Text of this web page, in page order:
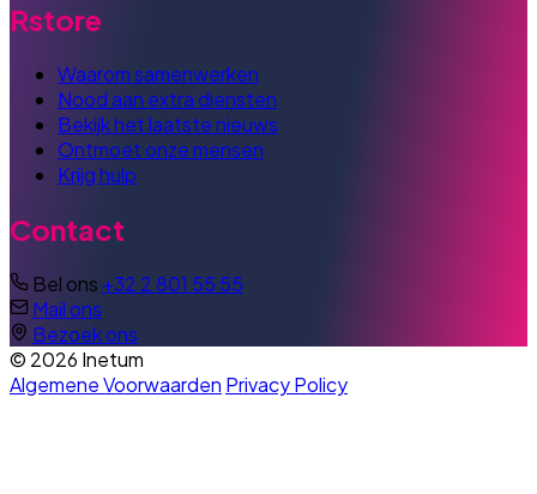
Rstore
Waarom samenwerken
Nood aan extra diensten
Bekijk het laatste nieuws
Ontmoet onze mensen
Krijg hulp
Contact
Bel ons +32 2 801 55 55
Mail ons
Bezoek ons
© 2026 Inetum
Algemene Voorwaarden Privacy Policy